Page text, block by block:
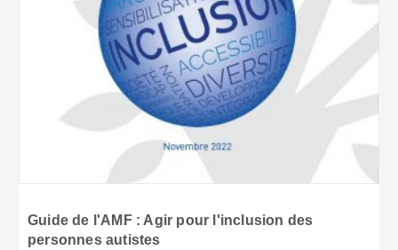
Guide de l'AMF : Agir pour l'inclusion des
personnes autistes